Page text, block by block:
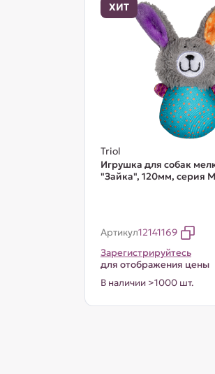
ХИТ
Triol
Игрушка для собак
"Зайка", 120мм, серия
Артикул12141169
Зарегистрируйтесь
для отображения цены
В наличии >1000 шт.